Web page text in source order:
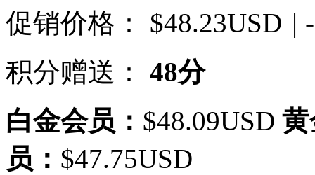
促销价格： $48.23USD |
积分赠送：
48分
白金会员： $48.09USD
员： $47.75USD